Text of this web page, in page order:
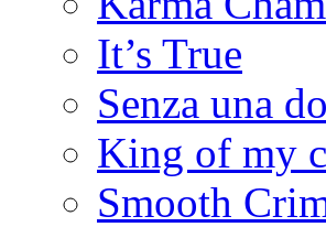
It’s True
Senza una
King of my
Smooth